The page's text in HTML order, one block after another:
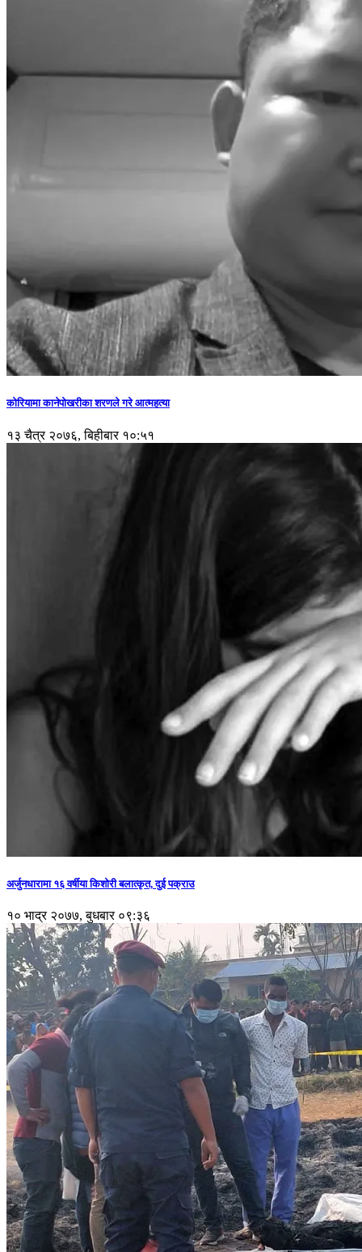
कोरियामा कानेपोखरीका शरणले गरे आत्महत्या
१३ चैत्र २०७६, बिहीबार १०:५१
अर्जुनधारामा १६ वर्षीया किशोरी बलात्कृत, दुई पक्राउ
१० भाद्र २०७७, बुधबार ०९:३६